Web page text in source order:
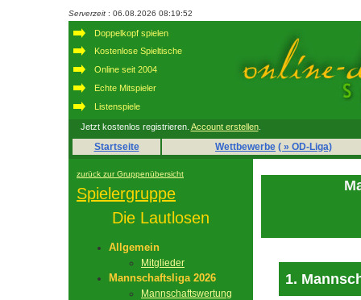
Serverzeit : 06.08.2026 08:19:52
Doppelkopf spielen
Kostenlose Spieltische
Online seit 2004
Echte Mitspieler
Listenspiele
Jetzt kostenlos registrieren. Account erstellen.
Startseite Wettbewerbe ( » OD-Liga)
zurück zur Gruppenübersicht
Spielergruppe
Die Lautlosen
Allgemein
Mitglieder
Mannschaftsliga 2026
Mannschaftswertung
1.